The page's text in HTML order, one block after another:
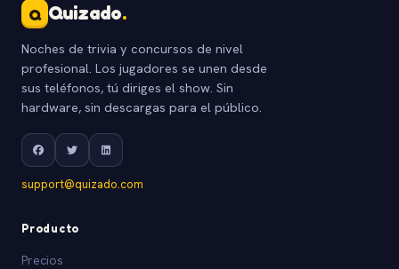
Q Quizado.
Noches de trivia y concursos de nivel
profesional. Los jugadores se unen desde
sus teléfonos, tú diriges el show. Sin
hardware, sin descargas para el público.
support@quizado.com
Producto
Precios